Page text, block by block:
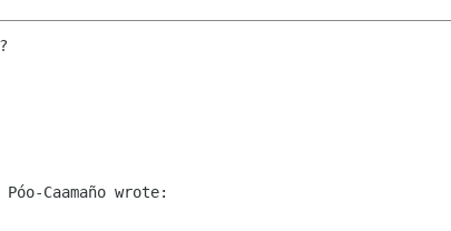
Caamaño wrote: